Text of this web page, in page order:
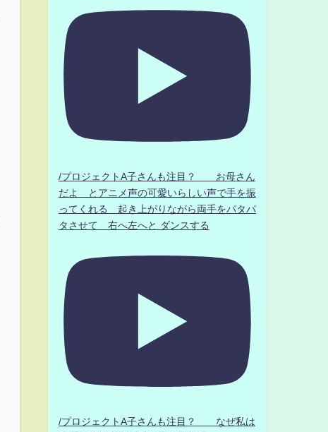
/プロジェクトA子さんも注目？ お母さん
だよ とアニメ声の可愛いらしい声で手を振
ってくれる 起き上がりながら両手をパタパ
タさせて 右へ左へと ダンスする
/プロジェクトA子さんも注目？ なぜ私は